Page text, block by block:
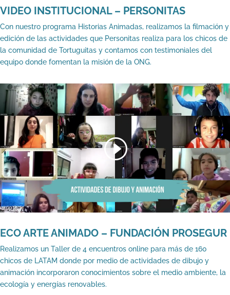
VIDEO INSTITUCIONAL – PERSONITAS
Con nuestro programa Historias Animadas, realizamos la filmación y
edición de las actividades que Personitas realiza para los chicos de
la comunidad de Tortuguitas y contamos con testimoniales del
equipo donde fomentan la misión de la ONG.
ECO ARTE ANIMADO – FUNDACIÓN PROSEGUR
Realizamos un Taller de 4 encuentros online para más de 160
chicos de LATAM donde por medio de actividades de dibujo y
animación incorporaron conocimientos sobre el medio ambiente, la
ecología y energías renovables.